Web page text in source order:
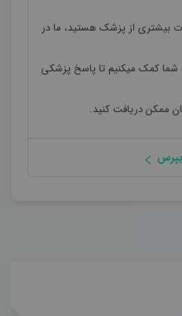
بیشتری از پزشک هستید، ما در
کمک میکنیم تا پاسخ پزشکی
ممکن دریافت کنید.
بپرس